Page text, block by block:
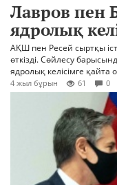
Лавров пен
ядролық
АҚШ пен Ресей сыртқы
өткізді. Сөйлесу
ядролық келісімге қайта
4 жыл бұрын 61 0